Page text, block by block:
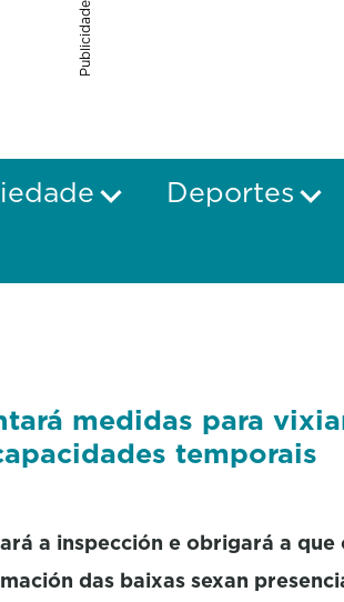
Publicidade
Deportes
medidas para
temporais
a inspección e obrigará a que
das baixas sexan